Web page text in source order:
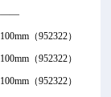
——
100mm （952322）
100mm （952322）
100mm （952322）